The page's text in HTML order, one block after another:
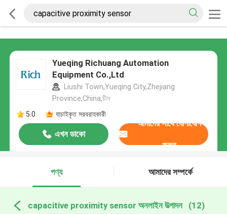
Yueqing Richuang Automation
Equipment Co.,Ltd
Liushi Town,Yueqing City,Zhejiang
Province,China,চীন
5.0
যাচাইকৃত সরবরাহকারী
এখন ডাকো
আমাদের সাথে যোগাযোগ
করুন
পণ্য আমাদের সম্পর্কে
capacitive proximity sensor অনলাইন উত্পাদন (12)